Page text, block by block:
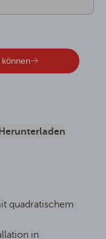
können
Herunterladen
quadratischem
in